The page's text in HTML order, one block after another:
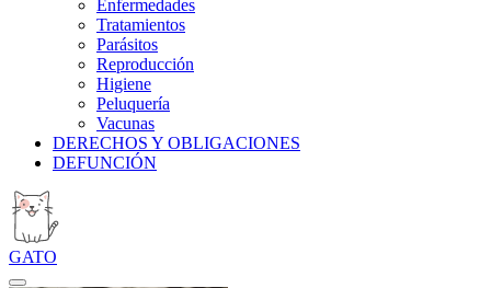
Enfermedades
Tratamientos
Parásitos
Reproducción
Higiene
Peluquería
Vacunas
DERECHOS Y OBLIGACIONES
DEFUNCIÓN
GATO